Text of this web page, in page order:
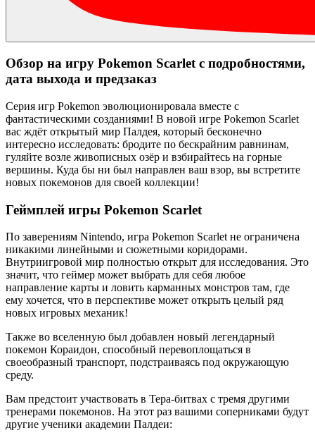
Обзор на игру Pokemon Scarlet с подробностями,
дата выхода и предзаказ
Серия игр Pokemon эволюционировала вместе с
фантастическими созданиями! В новой игре Pokemon Scarlet
вас ждёт открытый мир Палдея, который бесконечно
интересно исследовать: бродите по бескрайним равнинам,
гуляйте возле живописных озёр и взбирайтесь на горные
вершины. Куда бы ни был направлен ваш взор, вы встретите
новых покемонов для своей коллекции!
Геймплей игры Pokemon Scarlet
По заверениям Nintendo, игра Pokemon Scarlet не ограничена
никакими линейными и сюжетными коридорами.
Внутриигровой мир полностью открыт для исследования. Это
значит, что геймер может выбрать для себя любое
направление карты и ловить карманных монстров там, где
ему хочется, что в перспективе может открыть целый ряд
новых игровых механик!
Также во вселенную был добавлен новый легендарный
покемон Кораидон, способный перевоплощаться в
своеобразный транспорт, подстраиваясь под окружающую
среду.
Вам предстоит участвовать в Тера-битвах с тремя другими
тренерами покемонов. На этот раз вашими соперниками будут
другие ученики академии Палдеи: